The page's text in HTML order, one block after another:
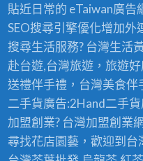
貼近日常的 eTaiwan廣告
SEO搜尋引擎優化增加外
搜尋生活服務? 台灣生活
赴台遊,台灣旅遊，旅遊
送禮伴手禮，台灣美食伴
二手貨廣告:2Hand二手貨
加盟創業? 台灣加盟創業
尋找花店園藝，歡迎到台